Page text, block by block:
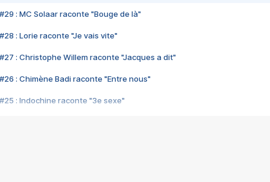
#29 : MC Solaar raconte "Bouge de là"
#28 : Lorie raconte "Je vais vite"
#27 : Christophe Willem raconte "Jacques a dit"
#26 : Chimène Badi raconte "Entre nous"
#25 : Indochine raconte "3e sexe"